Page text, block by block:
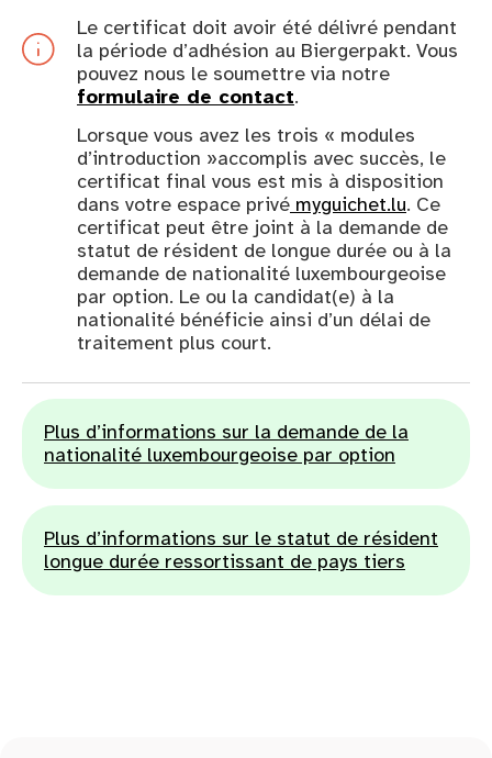
Le certificat doit avoir été délivré pendant
la période d’adhésion au Biergerpakt. Vous
pouvez nous le soumettre via notre
formulaire de contact.
Lorsque vous avez les trois « modules
d’introduction »accomplis avec succès, le
certificat final vous est mis à disposition
dans votre espace privé myguichet.lu. Ce
certificat peut être joint à la demande de
statut de résident de longue durée ou à la
demande de nationalité luxembourgeoise
par option. Le ou la candidat(e) à la
nationalité bénéficie ainsi d’un délai de
traitement plus court.
Plus d’informations sur la demande de la
nationalité luxembourgeoise par option
Plus d’informations sur le statut de résident
longue durée ressortissant de pays tiers